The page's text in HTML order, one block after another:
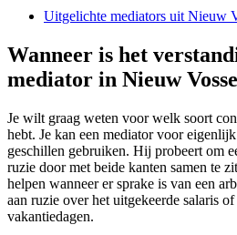
Uitgelichte mediators uit Nieuw
Wanneer is het
mediator in Nieuw
Je wilt graag weten voor welk soort
hebt. Je kan een mediator voor
geschillen gebruiken. Hij probeert om
ruzie door met beide kanten samen te
helpen wanneer er sprake is van een
aan ruzie over het uitgekeerde salaris
vakantiedagen.